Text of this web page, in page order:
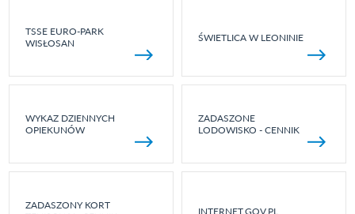
TSSE EURO-PARK
WISŁOSAN
ŚWIETLICA W LEONINIE
WYKAZ DZIENNYCH
OPIEKUNÓW
ZADASZONE
LODOWISKO - CENNIK
ZADASZONY KORT
INTERNET.GOV.PL